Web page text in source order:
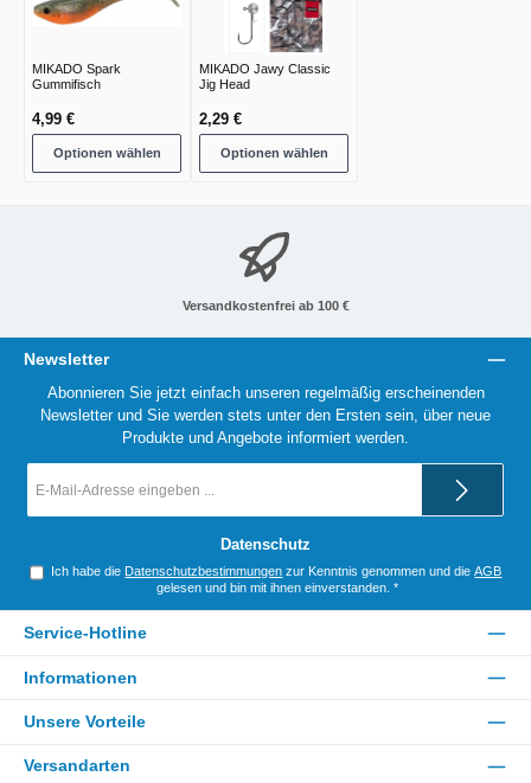
MIKADO Spark
Gummifisch
4,99 €
Optionen wählen
MIKADO Jawy Classic
Jig Head
2,29 €
Optionen wählen
Versandkostenfrei ab 100 €
Newsletter
Abonnieren Sie jetzt einfach unseren regelmäßig erscheinenden
Newsletter und Sie werden stets unter den Ersten sein, über neue
Produkte und Angebote informiert werden.
Mail-
Datenschutz
Ich habe die Datenschutzbestimmungen zur Kenntnis genommen und dieAGB
gelesen und bin mit ihnen einverstanden. *
Service-Hotline
Informationen
Unsere Vorteile
Versandarten